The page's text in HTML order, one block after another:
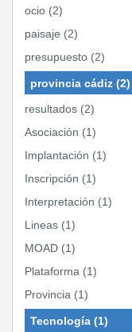
ocio (2)
paisaje (2)
presupuesto (2)
provincia cádiz (2)
resultados (2)
Asociación (1)
Implantación (1)
Inscripción (1)
Interpretación (1)
Lineas (1)
MOAD (1)
Plataforma (1)
Provincia (1)
Tecnología (1)